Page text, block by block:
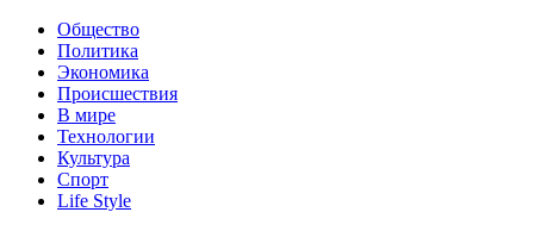
Общество
Политика
Экономика
Происшествия
В мире
Технологии
Культура
Спорт
Life Style